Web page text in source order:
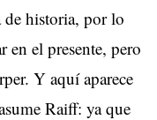
historia, por lo
en el presente, pero
Y aquí aparece
Raiff: ya que